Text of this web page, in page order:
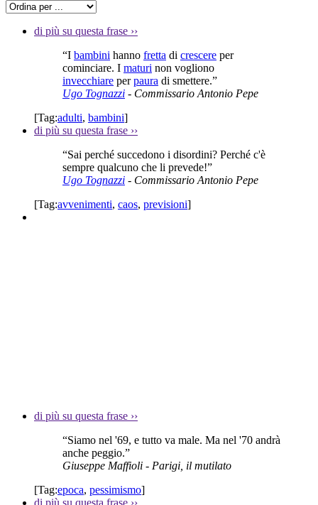
di più su questa frase ››
“I bambini hanno fretta di crescere per
cominciare. I maturi non vogliono
invecchiare perpaura di smettere.”
Ugo Tognazzi - Commissario Antonio Pepe
[Tag:adulti, bambini]
di più su questa frase ››
“Sai perché succedono i disordini? Perché c'è
sempre qualcuno che li prevede!”
Ugo Tognazzi - Commissario Antonio Pepe
[Tag:avvenimenti, caos, previsioni]
di più su questa frase ››
“Siamo nel '69, e tutto va male. Ma nel '70 andrà
anche peggio.”
Giuseppe Maffioli - Parigi, il mutilato
[Tag:epoca, pessimismo]
di più su questa frase ››